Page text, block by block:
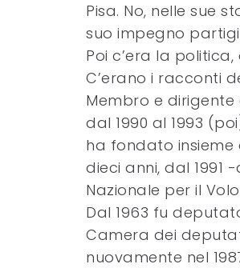
Pisa. No, nelle sue
suo impegno
Poi c’era la
C’erano i racconti
Membro e dirigente
dal 1990 al 1993
ha fondato insieme
dieci anni, dal
Nazionale per il
Dal 1963 fu
Camera dei
nuovamente nel